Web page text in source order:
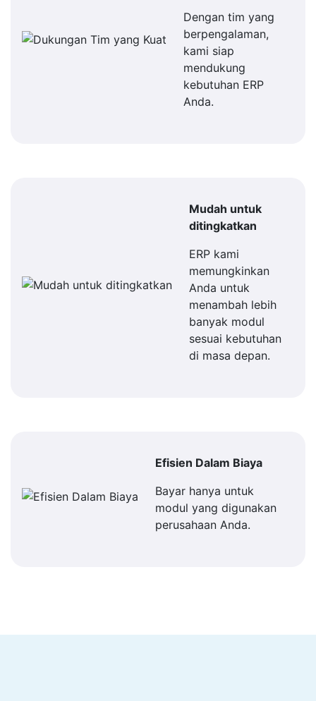
Dengan tim yang
berpengalaman,
kami siap
mendukung
kebutuhan ERP
Anda.
Mudah untuk
ditingkatkan
ERP kami
memungkinkan
Anda untuk
menambah lebih
banyak modul
sesuai kebutuhan
di masa depan.
Efisien Dalam Biaya
Bayar hanya untuk
modul yang digunakan
perusahaan Anda.